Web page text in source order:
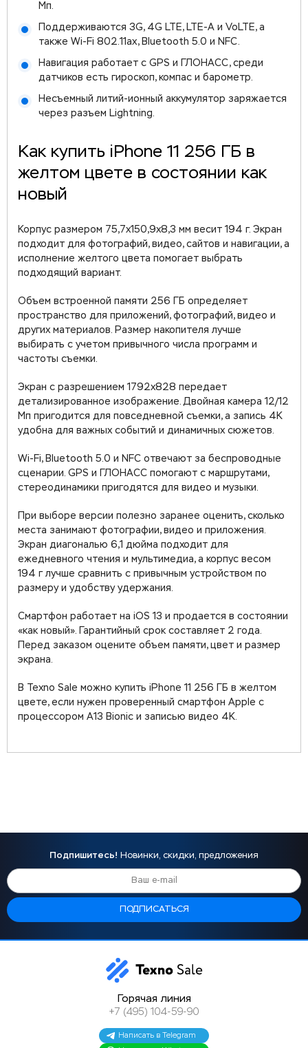
Мп.
Поддерживаются 3G, 4G LTE, LTE-A и VoLTE, а
также Wi-Fi 802.11ax, Bluetooth 5.0 и NFC.
Навигация работает с GPS и ГЛОНАСС, среди
датчиков есть гироскоп, компас и барометр.
Несъемный литий-ионный аккумулятор заряжается
через разъем Lightning.
Как купить iPhone 11 256 ГБ в
желтом цвете в состоянии как
новый
Корпус размером 75,7x150,9x8,3 мм весит 194 г. Экран
подходит для фотографий, видео, сайтов и навигации, а
исполнение желтого цвета помогает выбрать
подходящий вариант.
Объем встроенной памяти 256 ГБ определяет
пространство для приложений, фотографий, видео и
других материалов. Размер накопителя лучше
выбирать с учетом привычного числа программ и
частоты съемки.
Экран с разрешением 1792x828 передает
детализированное изображение. Двойная камера 12/12
Мп пригодится для повседневной съемки, а запись 4K
удобна для важных событий и динамичных сюжетов.
Wi-Fi, Bluetooth 5.0 и NFC отвечают за беспроводные
сценарии. GPS и ГЛОНАСС помогают с маршрутами,
стереодинамики пригодятся для видео и музыки.
При выборе версии полезно заранее оценить, сколько
места занимают фотографии, видео и приложения.
Экран диагональю 6,1 дюйма подходит для
ежедневного чтения и мультимедиа, а корпус весом
194 г лучше сравнить с привычным устройством по
размеру и удобству удержания.
Смартфон работает на iOS 13 и продается в состоянии
«как новый». Гарантийный срок составляет 2 года.
Перед заказом оцените объем памяти, цвет и размер
экрана.
В Texno Sale можно купить iPhone 11 256 ГБ в желтом
цвете, если нужен проверенный смартфон Apple с
процессором A13 Bionic и записью видео 4K.
Подпишитесь! Новинки, скидки, предложения
Горячая линия
+7 (495) 104-59-90
Написать в Telegram